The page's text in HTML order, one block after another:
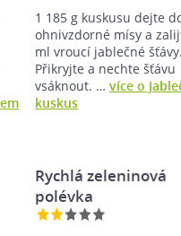
1 185 g kuskusu dejte
ohnivzdorné mísy a
ml vroucí jablečné šťávy.
Přikryjte a nechte šťávu
vsáknout. …více o
kuskus
Rychlá zeleninová
polévka